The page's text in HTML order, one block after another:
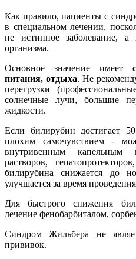
Как правило, пациенты с
в специальном лечении,
не истинное заболевание, а
организма.
Основное значение имеет
питания, отдыха. Не
перегрузки
солнечные лучи, большие
жидкости.
Если билирубин достигает
плохим самочувствием -
внутривенным капельным
растворов,
билирубина снижается до
улучшается за время
Для быстрого снижения
лечение фенобарбиталом,
Синдром Жильбера не
прививок.